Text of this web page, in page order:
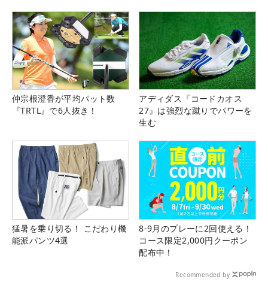
仲宗根澄香が平均パット数
『TRTL』で6人抜き！
アディダス『コードカオス
27』は強烈な蹴りでパワーを
生む
猛暑を乗り切る！ こだわり機
能派パンツ4選
8-9月のプレーに2回使える！
コース限定2,000円クーポン
配布中！
Recommended by